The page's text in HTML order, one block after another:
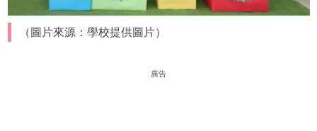
（圖片來源：學校提供圖片）
廣告